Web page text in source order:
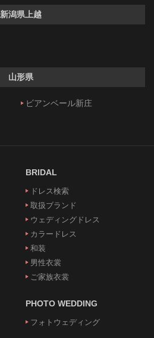
新潟県上越
山形県
ビアンベール新庄
BRIDAL
ドレス検索
取扱ブランド
ウェディングドレス
カラードレス
和装
男性衣裳
ご家族衣裳
PHOTO WEDDING
フォトウェディング